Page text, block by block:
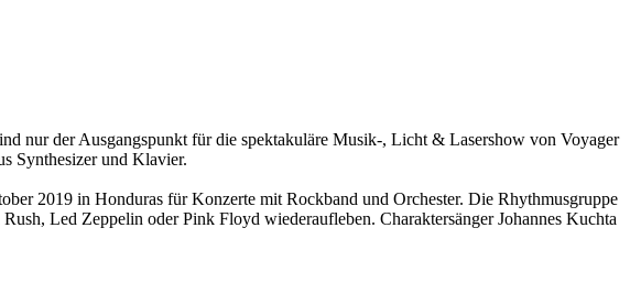
nur der Ausgangspunkt für die spektakuläre Musik-, Licht & Lasershow von Voyager
Synthesizer und Klavier.
2019 in Honduras für Konzerte mit Rockband und Orchester. Die Rhythmusgruppe
Led Zeppelin oder Pink Floyd wiederaufleben. Charaktersänger Johannes Kuchta